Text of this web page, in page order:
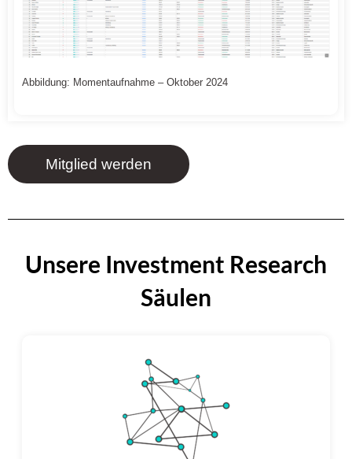
Abbildung: Momentaufnahme – Oktober 2024
Mitglied werden
Unsere Investment Research
Säulen